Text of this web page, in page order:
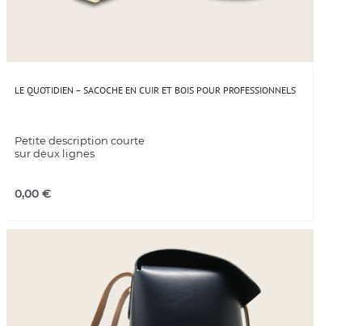
LE QUOTIDIEN – SACOCHE EN CUIR ET BOIS POUR PROFESSIONNELS
Petite description courte
sur deux lignes
0,00 €